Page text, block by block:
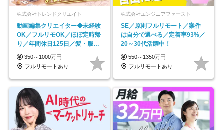
株式会社トレンドクリエイト
動画編集クリエイター◆未経験
OK／フルリモOK／ほぼ定時帰
り／年間休日125日／髪・服・
ネイル自由／副業OK
350～1000万円
フルリモートあり
株式会社エンジニアファースト
SE／原則フルリモート／案件
は自分で選べる／定着率93%／
20～30代活躍中！
550～1350万円
フルリモートあり